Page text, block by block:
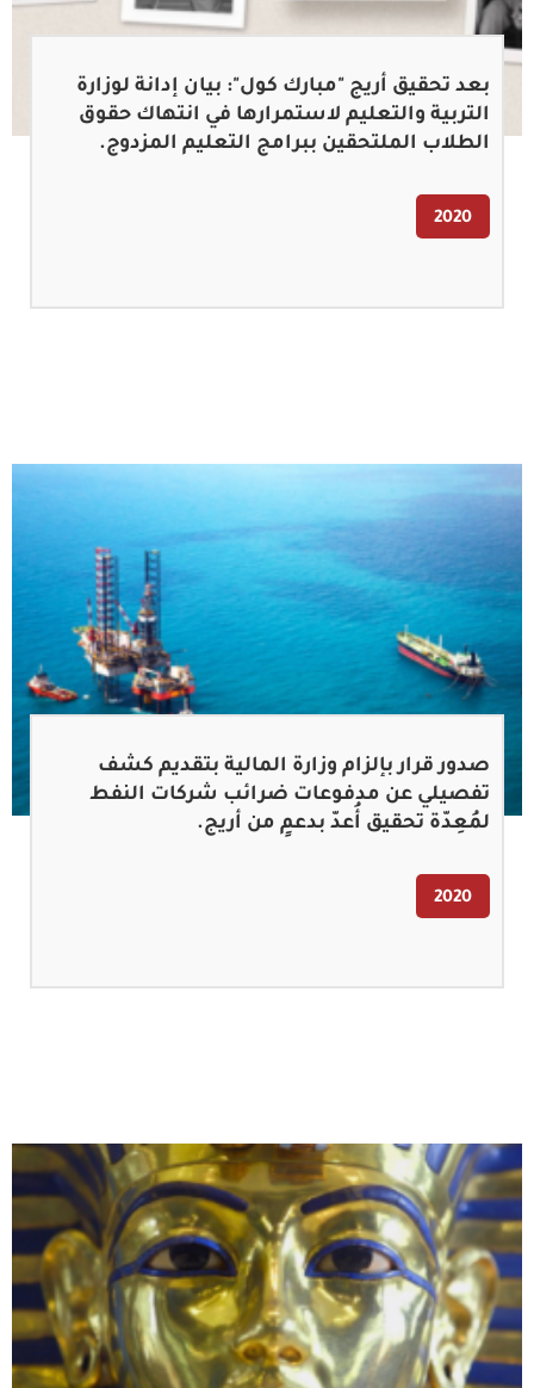
بعد تحقيق أريج "مبارك كول": بيان إدانة لوزارة
التربية والتعليم لاستمرارها في انتهاك حقوق
الطلاب الملتحقين ببرامج التعليم المزدوج.
2020
صدور قرار بإلزام وزارة المالية بتقديم كشف
تفصيلي عن مدفوعات ضرائب شركات النفط
لمُعِدّة تحقيق أُعدّ بدعمٍ من أريج.
2020